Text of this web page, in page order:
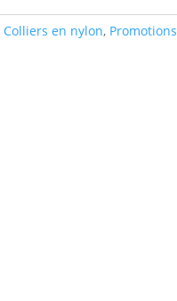
Colliers en nylon, Promotions